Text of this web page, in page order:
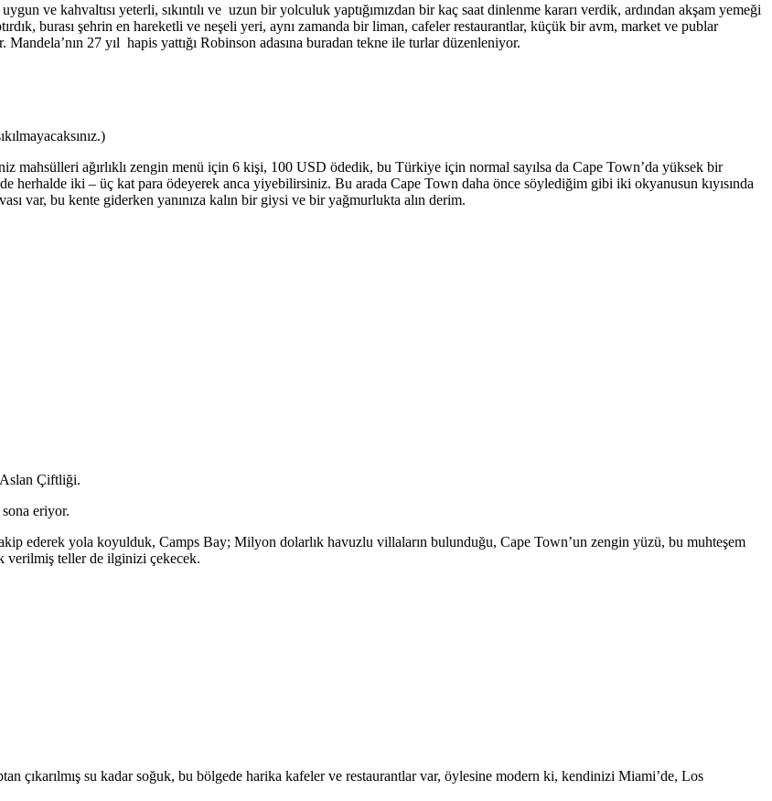
ve kahvaltısı yeterli, sıkıntılı ve uzun bir yolculuk yaptığımızdan bir kaç saat dinlenme kararı verdik, ardından akşam yemeği
burası şehrin en hareketli ve neşeli yeri, aynı zamanda bir liman, cafeler restaurantlar, küçük bir avm, market ve publar
27 yıl hapis yattığı Robinson adasına buradan tekne ile turlar düzenleniyor.
mahsülleri ağırlıklı zengin menü için 6 kişi, 100 USD ödedik, bu Türkiye için normal sayılsa da Cape Town’da yüksek bir
herhalde iki – üç kat para ödeyerek anca yiyebilirsiniz. Bu arada Cape Town daha önce söylediğim gibi iki okyanusun kıyısında
var, bu kente giderken yanınıza kalın bir giysi ve bir yağmurlukta alın derim.
Aslan Çiftliği.
eriyor.
ederek yola koyulduk, Camps Bay; Milyon dolarlık havuzlu villaların bulunduğu, Cape Town’un zengin yüzü, bu muhteşem
verilmiş teller de ilginizi çekecek.
çıkarılmış su kadar soğuk, bu bölgede harika kafeler ve restaurantlar var, öylesine modern ki, kendinizi Miami’de, Los